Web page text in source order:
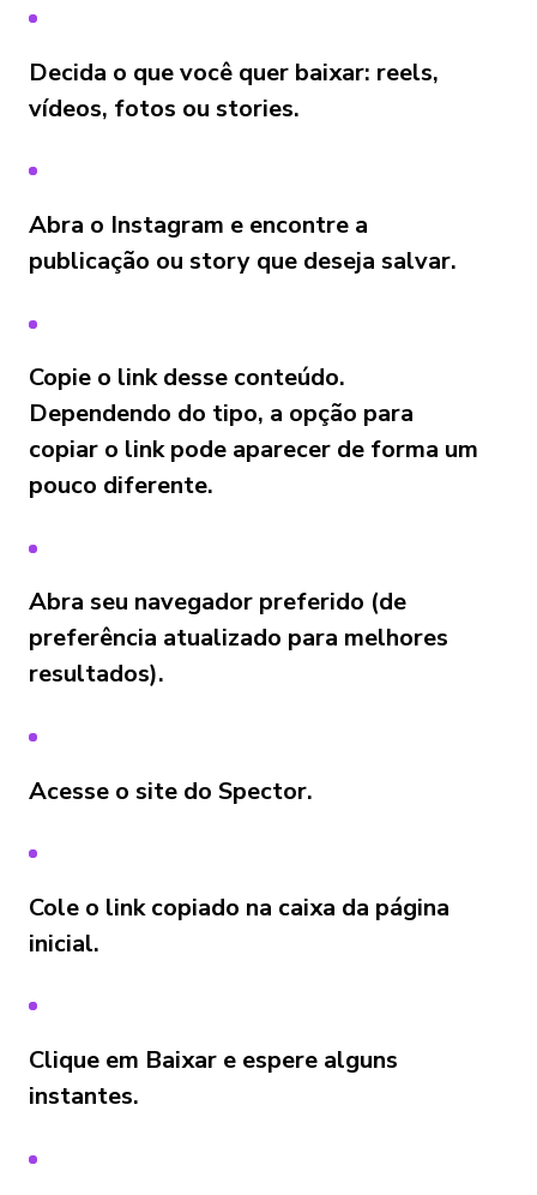
Decida o que você quer baixar: reels,
vídeos, fotos ou stories.
Abra o Instagram e encontre a
publicação ou story que deseja salvar.
Copie o link desse conteúdo.
Dependendo do tipo, a opção para
copiar o link pode aparecer de forma um
pouco diferente.
Abra seu navegador preferido (de
preferência atualizado para melhores
resultados).
Acesse o site do Spector.
Cole o link copiado na caixa da página
inicial.
Clique em Baixar e espere alguns
instantes.